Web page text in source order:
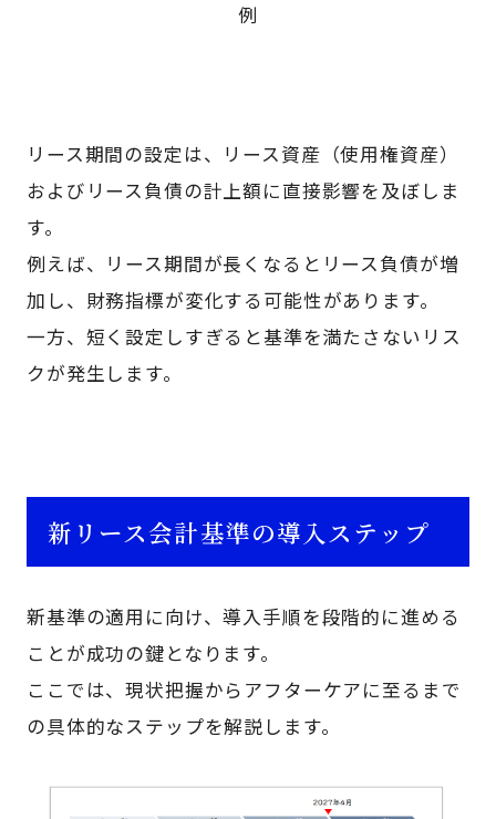
例
リース期間の設定は、リース資産（使用権資産）
およびリース負債の計上額に直接影響を及ぼしま
す。
例えば、リース期間が長くなるとリース負債が増
加し、財務指標が変化する可能性があります。
一方、短く設定しすぎると基準を満たさないリス
クが発生します。
新リース会計基準の導入ステップ
新基準の適用に向け、導入手順を段階的に進める
ことが成功の鍵となります。
ここでは、現状把握からアフターケアに至るまで
の具体的なステップを解説します。